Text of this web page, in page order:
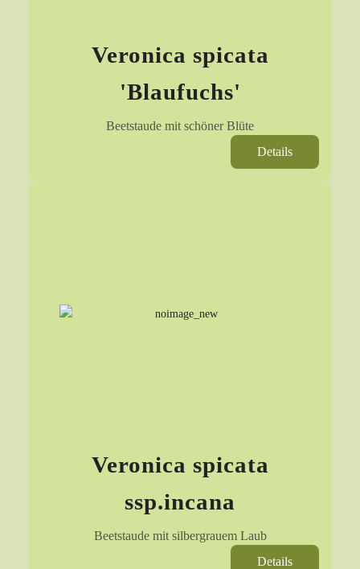
Veronica spicata
'Blaufuchs'
Beetstaude mit schöner Blüte
Details
Veronica spicata
ssp.incana
Beetstaude mit silbergrauem Laub
Details